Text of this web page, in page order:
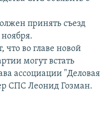
принять съезд
во главе новой
могут встать
ассоциации "Деловая
СПС Леонид Гозман.